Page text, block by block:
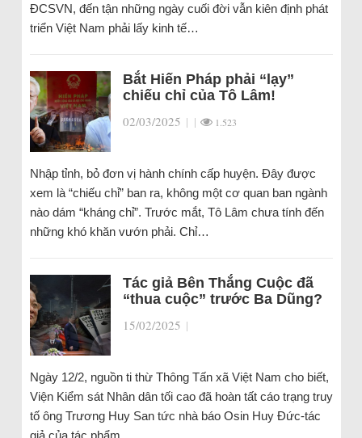
ĐCSVN, đến tận những ngày cuối đời vẫn kiên định phát
triển Việt Nam phải lấy kinh tế…
Bắt Hiến Pháp phải “lạy”
chiếu chỉ của Tô Lâm!
02/03/2025 | | 1.523
Nhập tỉnh, bỏ đơn vị hành chính cấp huyện. Đây được
xem là “chiếu chỉ” ban ra, không một cơ quan ban ngành
nào dám “kháng chỉ”. Trước mắt, Tô Lâm chưa tính đến
những khó khăn vướn phải. Chỉ…
Tác giả Bên Thắng Cuộc đã
“thua cuộc” trước Ba Dũng?
15/02/2025 |
Ngày 12/2, nguồn ti thừ Thông Tấn xã Việt Nam cho biết,
Viện Kiểm sát Nhân dân tối cao đã hoàn tất cáo trạng truy
tố ông Trương Huy San tức nhà báo Osin Huy Đức-tác
giả của tác phẩm…